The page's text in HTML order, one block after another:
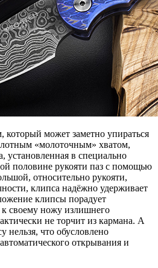
может заметно упираться
«молоточным» хватом,
установленная в специально
половине рукояти паз с помощью
относительно рукояти,
клипса надёжно удерживает
клипсы порадует
своему ножу излишнего
не торчит из кармана. А
нельзя, что обусловлено
открывания и